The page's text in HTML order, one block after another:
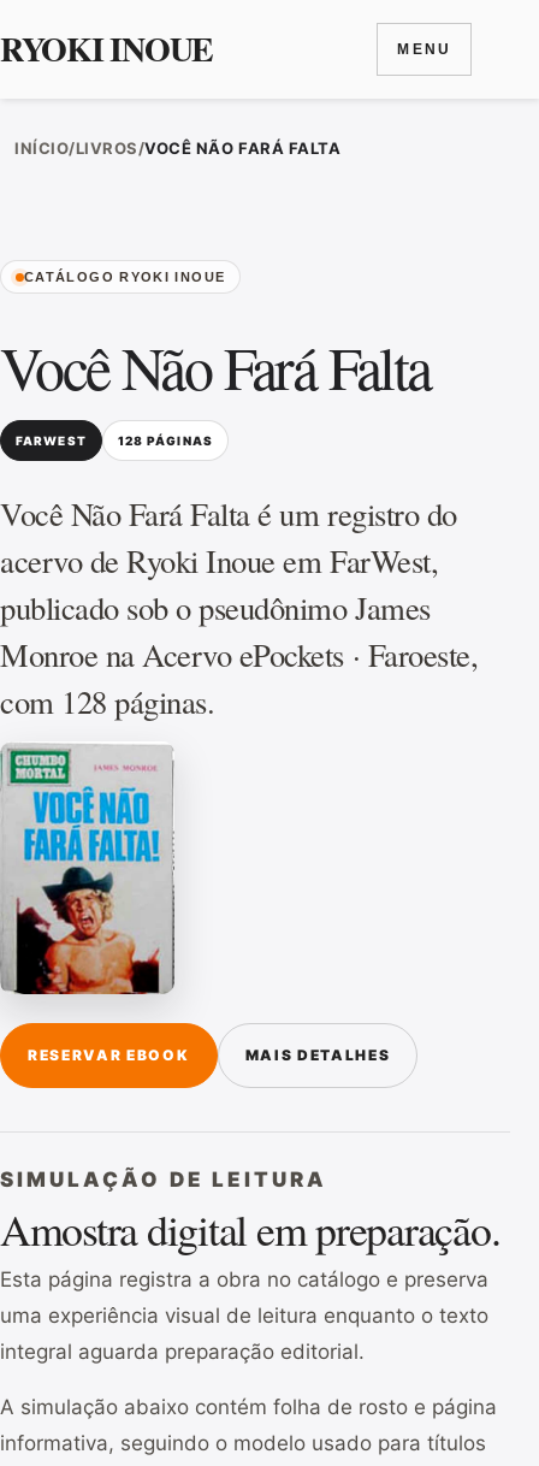
RYOKI INOUE MENU
INÍCIO/LIVROS/VOCÊ NÃO FARÁ FALTA
CATÁLOGO RYOKI INOUE
Você Não Fará Falta
FARWEST 128 PÁGINAS
Você Não Fará Falta é um registro do
acervo de Ryoki Inoue em FarWest,
publicado sob o pseudônimo James
Monroe na Acervo ePockets · Faroeste,
com 128 páginas.
RESERVAR EBOOK MAIS DETALHES
SIMULAÇÃO DE LEITURA
Amostra digital em preparação.
Esta página registra a obra no catálogo e preserva
uma experiência visual de leitura enquanto o texto
integral aguarda preparação editorial.
A simulação abaixo contém folha de rosto e página
informativa, seguindo o modelo usado para títulos